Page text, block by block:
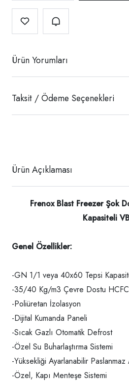
Ürün Yorumları
Taksit / Ödeme Seçenekleri
Ürün Açıklaması
Frenox Blast Freezer Şok
Kapasiteli
Genel Özellikler:
-GN 1/1 veya 40x60 Tepsi
-35/40 Kg/m3 Çevre Dostu
-Poliüretan İzolasyon
-Dijital Kumanda Paneli
-Sıcak Gazlı Otomatik Defrost
-Özel Su Buharlaştırma Sistemi
-Yüksekliği Ayarlanabilir Paslanmaz
-Özel, Kapı Menteşe Sistemi